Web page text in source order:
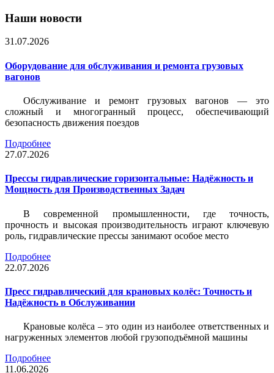
Наши новости
31.07.2026
Оборудование для обслуживания и ремонта грузовых
вагонов
Обслуживание и ремонт грузовых вагонов — это
сложный и многогранный процесс, обеспечивающий
безопасность движения поездов
Подробнее
27.07.2026
Прессы гидравлические горизонтальные: Надёжность и
Мощность для Производственных Задач
В современной промышленности, где точность,
прочность и высокая производительность играют ключевую
роль, гидравлические прессы занимают особое место
Подробнее
22.07.2026
Пресс гидравлический для крановых колёс: Точность и
Надёжность в Обслуживании
Крановые колёса – это один из наиболее ответственных и
нагруженных элементов любой грузоподъёмной машины
Подробнее
11.06.2026